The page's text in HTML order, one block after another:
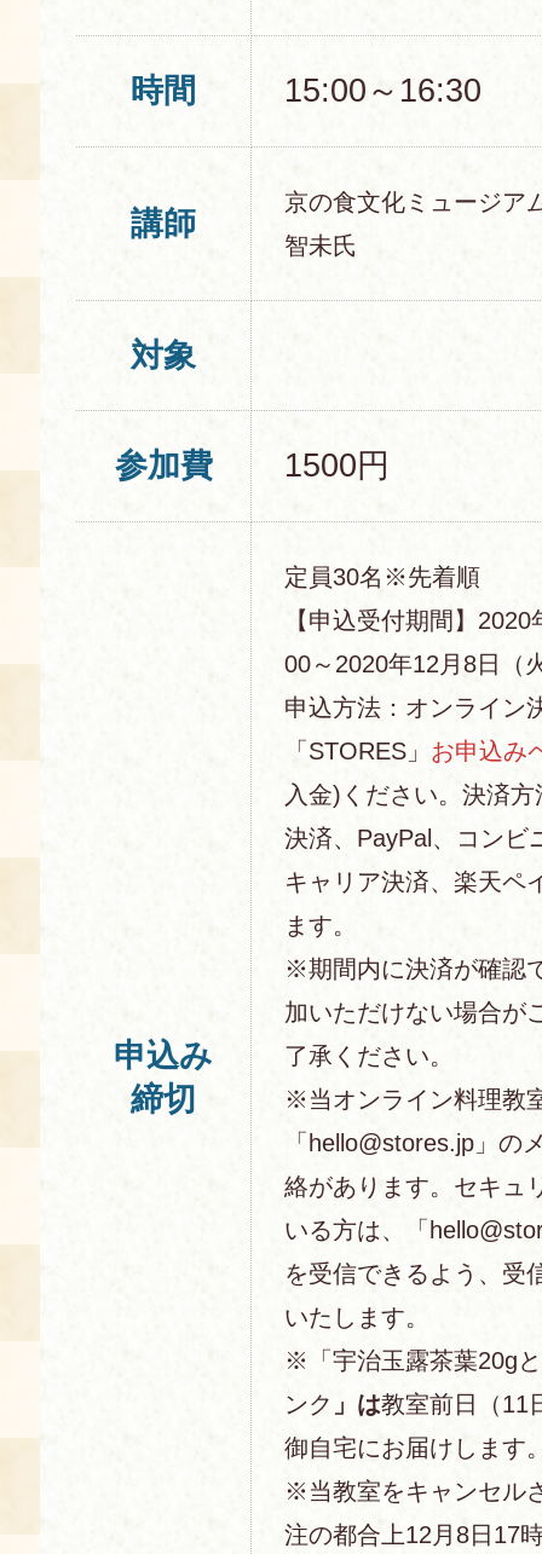
時間 15:00～16:30
講師
京の食文化ミュージ
智未氏
対象
参加費 1500円
申込み
締切
定員30名※先着順
【申込受付期間】
00～2020年12月8日（
申込方法：オンライン
「STORES」 お申込み
入金)ください。決済
決済、PayPal、コンビ
キャリア決済、楽天ペ
ます。
※期間内に決済が確認
加いただけない場合が
了承ください。
※当オンライン料理教
「hello@stores.jp」の
絡があります。セキュ
いる方は、「
を受信できるよう、受
いたします。
※「宇治玉露茶葉20g
ンク 」は教室前日（11
御自宅にお届けします
※当教室をキャンセル
注の都合上12月8日17